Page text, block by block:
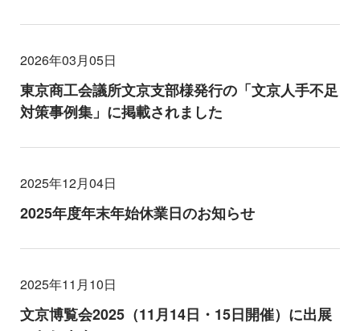
2026年03月05日
東京商工会議所文京支部様発行の「文京人手不足
対策事例集」に掲載されました
2025年12月04日
2025年度年末年始休業日のお知らせ
2025年11月10日
文京博覧会2025（11月14日・15日開催）に出展